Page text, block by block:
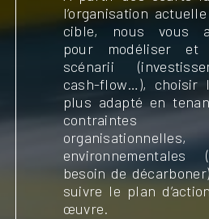
l’organisation
cible, nous vous
pour modéliser
scénarii
cash-flow…), choisir
plus adapté en
contraintes
organisationnelles,
besoin de
suivre le plan
œuvre.